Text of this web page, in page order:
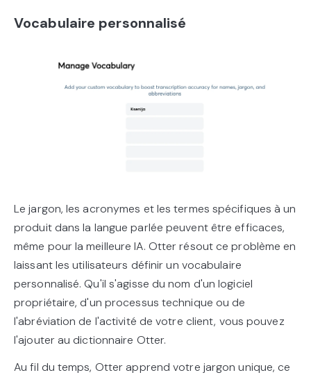
Vocabulaire personnalisé
Le jargon, les acronymes et les termes spécifiques à un
produit dans la langue parlée peuvent être efficaces,
même pour la meilleure IA. Otter résout ce problème en
laissant les utilisateurs définir un vocabulaire
personnalisé. Qu'il s'agisse du nom d'un logiciel
propriétaire, d'un processus technique ou de
l'abréviation de l'activité de votre client, vous pouvez
l'ajouter au dictionnaire Otter.
Au fil du temps, Otter apprend votre jargon unique, ce